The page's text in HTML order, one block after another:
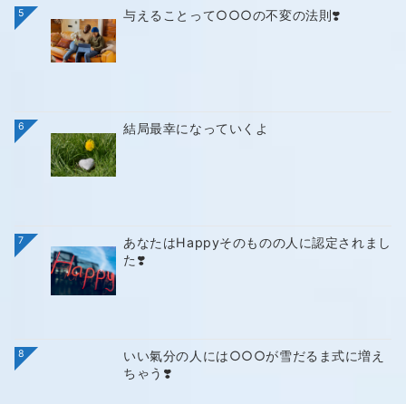
5 与えることって○○○の不変の法則❣️
6 結局最幸になっていくよ
7
あなたはHappyそのものの人に認定されまし
た❣️
8
いい氣分の人には○○○が雪だるま式に増え
ちゃう❣️